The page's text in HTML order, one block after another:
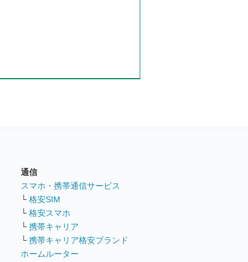
通信
スマホ・携帯通信サービス
└ 格安SIM
└ 格安スマホ
└ 携帯キャリア
└ 携帯キャリア格安ブランド
ホームルーター